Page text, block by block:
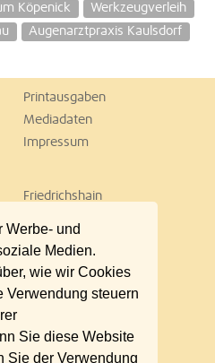
Werbe- und
Medien.
wie wir Cookies
Verwendung steuern
Sie diese Website
Sie der Verwendung
Köpenick
Werkzeugverleih
Augenarztpraxis Kaulsdorf
Printausgaben
Mediadaten
Impressum
Friedrichshain
Marzahn
Neukölln
Schöneberg
Steglitz